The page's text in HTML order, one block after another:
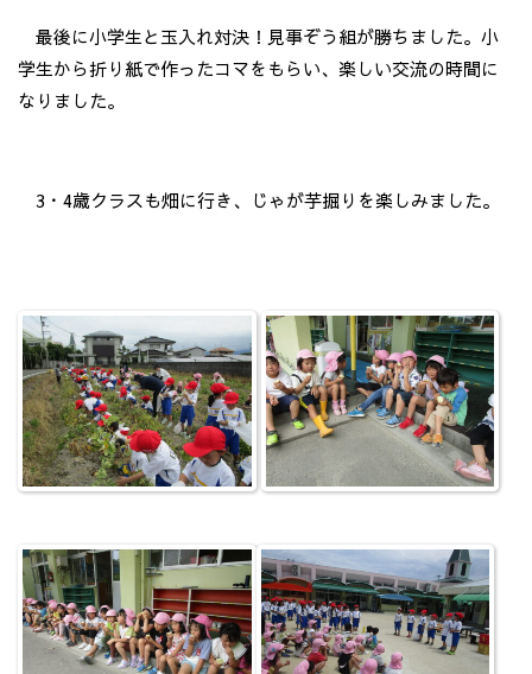
最後に小学生と玉入れ対決！見事ぞう組が勝ちました。小
学生から折り紙で作ったコマをもらい、楽しい交流の時間に
なりました。
3・4歳クラスも畑に行き、じゃが芋掘りを楽しみました。